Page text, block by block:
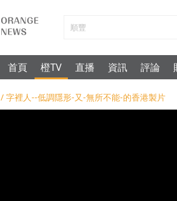
首頁 橙TV 直播 資訊 評論
/ 字裡人--低調隱形-又-無所不能-的香港製片